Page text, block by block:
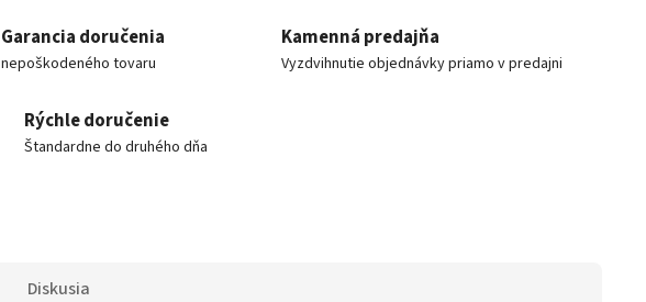
Garancia doručenia
nepoškodeného tovaru
Kamenná predajňa
Vyzdvihnutie objednávky priamo v predajni
Rýchle doručenie
Štandardne do druhého dňa
Diskusia